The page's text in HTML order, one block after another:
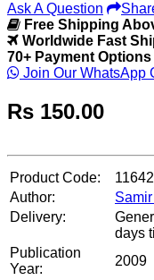
Ask A Question
Free Shipping
Worldwide Fast
70+ Payment Options
Join Our WhatsApp
Rs 150.00
Product Code:
11642
Author:
Delivery:
days
Publication
Year:
2009